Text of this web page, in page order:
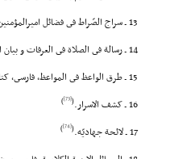
13 ـ سراج الصّراط فى فضائل امیرالمؤمنین(علیه السلام).
14 ـ رسالة فى الصلاة فى العرفات و بیان احکامها.
15 ـ طرق الواعظ فى المواعظ، فارسى، کتاب شامل سى مجلس براى اهل منبر است.
16 ـ کشف الاسرار. (
[73]
)
17 ـ لائحة جهادیّه. (
[74]
)